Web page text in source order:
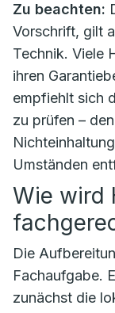
Zu beachten:
Vorschrift, gilt
Technik. Viele
ihren
empfiehlt sich
zu prüfen –
Umständen
Wie wird
Die
Fachaufgabe.
zunächst die